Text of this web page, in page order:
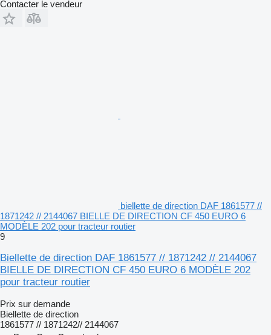
Contacter le vendeur
biellette de direction DAF 1861577 //
1871242 // 2144067 BIELLE DE DIRECTION CF 450 EURO 6
MODÈLE 202 pour tracteur routier
9
Biellette de direction DAF 1861577 // 1871242 // 2144067
BIELLE DE DIRECTION CF 450 EURO 6 MODÈLE 202
pour tracteur routier
Prix sur demande
Biellette de direction
1861577 // 1871242// 2144067